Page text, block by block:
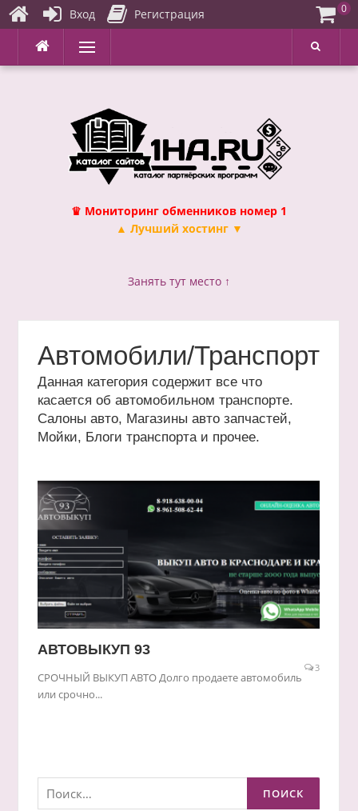
Перейти
содержимому
Меню
♛ Мониторинг обменников номер 1
▲ Лучший хостинг ▼
Занять тут место ↑
Автомобили/Транспорт
Данная категория содержит все что
касается об автомобильном транспорте.
Салоны авто, Магазины авто запчастей,
Мойки, Блоги транспорта и прочее.
АВТОВЫКУП 93
3
СРОЧНЫЙ ВЫКУП АВТО Долго продаете автомобиль
или срочно...
Найти:
Вход Регистрация 0